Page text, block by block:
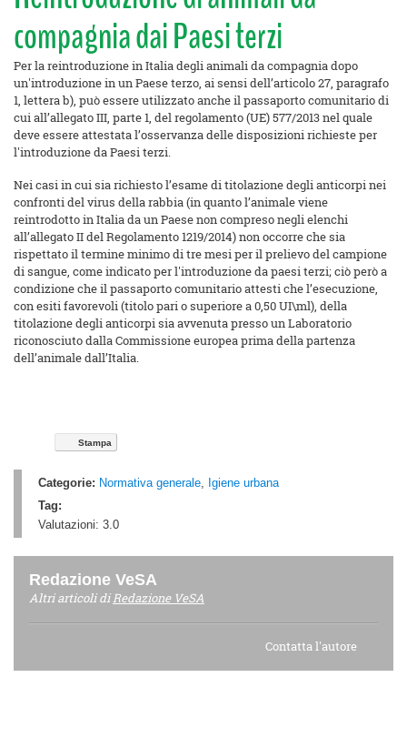
compagnia dai Paesi terzi
Per la reintroduzione in Italia degli animali da compagnia dopo
un'introduzione in un Paese terzo, ai sensi dell’articolo 27, paragrafo
1, lettera b), può essere utilizzato anche il passaporto comunitario di
cui all’allegato III, parte 1, del regolamento (UE) 577/2013 nel quale
deve essere attestata l’osservanza delle disposizioni richieste per
l'introduzione da Paesi terzi.
Nei casi in cui sia richiesto l’esame di titolazione degli anticorpi nei
confronti del virus della rabbia (in quanto l’animale viene
reintrodotto in Italia da un Paese non compreso negli elenchi
all’allegato II del Regolamento 1219/2014) non occorre che sia
rispettato il termine minimo di tre mesi per il prelievo del campione
di sangue, come indicato per l'introduzione da paesi terzi; ciò però a
condizione che il passaporto comunitario attesti che l’esecuzione,
con esiti favorevoli (titolo pari o superiore a 0,50 UI\ml), della
titolazione degli anticorpi sia avvenuta presso un Laboratorio
riconosciuto dalla Commissione europea prima della partenza
dell’animale dall’Italia.
Stampa
Categorie: Normativa generale, Igiene urbana
Tag:
Valutazioni: 3.0
Redazione VeSA
Altri articoli diRedazione VeSA
Contatta l'autore